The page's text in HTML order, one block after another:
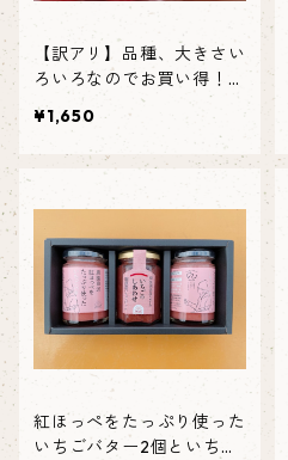
【訳アリ】品種、大きさい
ろいろなのでお買い得！フ
ローズンいちご（1㎏）
¥1,650
紅ほっぺをたっぷり使った
いちごバター2個といちご